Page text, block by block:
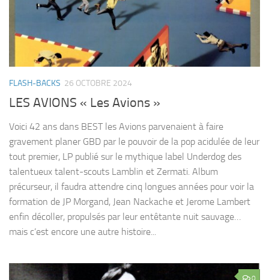
FLASH-BACKS 26 OCTOBRE 2024
LES AVIONS « Les Avions »
Voici 42 ans dans BEST les Avions parvenaient à faire
gravement planer GBD par le pouvoir de la pop acidulée de leur
tout premier, LP publié sur le mythique label Underdog des
talentueux talent-scouts Lamblin et Zermati. Album
précurseur, il faudra attendre cinq longues années pour voir la
formation de JP Morgand, Jean Nackache et Jerome Lambert
enfin décoller, propulsés par leur entêtante nuit sauvage…
mais c’est encore une autre histoire...